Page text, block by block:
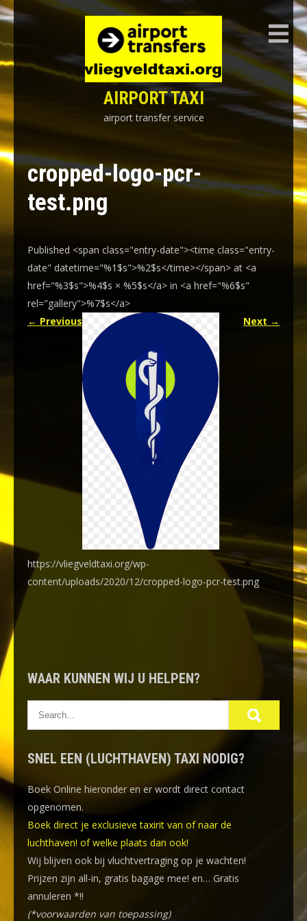
Skip
to
content
AIRPORT TAXI
airport transfer service
cropped-logo-pcr-
test.png
Published <span class="entry-date"><time class="entry-
date" datetime="%1$s">%2$s</time></span> at <a
href="%3$s">%4$s × %5$s</a> in <a href="%6$s"
rel="gallery">%7$s</a>
← Previous Next →
https://vliegveldtaxi.org/wp-
content/uploads/2020/12/cropped-logo-pcr-test.png
WAAR KUNNEN WIJ U HELPEN?
SNEL EEN (LUCHTHAVEN) TAXI NODIG?
Boek Online hieronder en er wordt direct contact
opgenomen.
Boek direct je exclusieve taxirit van of naar de
luchthaven! of welke plaats dan ook!
Wij blijven ook bij vluchtvertraging op je wachten!
Prijzen zijn all-in, gratis bagage mee! en… Gratis
annuleren *!!
(*voorwaarden van toepassing)